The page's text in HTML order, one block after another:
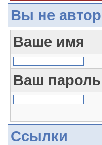
Вы не
Ваше имя
Ваш пароль
Ссылки